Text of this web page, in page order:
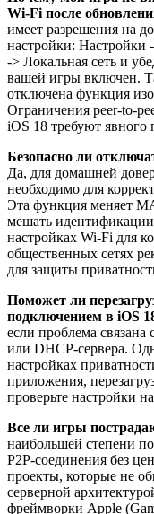
Wi-Fi после
имеет разрешения на
настройки: Настройки
-> Локальная сеть и
вашей игры включен.
отключена функция
Ограничения peer-to-
iOS 18 требуют явного
Безопасно ли
Да, для домашней
необходимо для
Эта функция меняет
мешать
настройках Wi-Fi для
общественных сетях
для защиты
Поможет ли
подключением в iOS
если проблема
или DHCP-сервера.
настройках
приложения,
проверьте настройки
Все ли игры
наибольшей степени
P2P-соединения без
проекты, которые не
серверной
фреймворки Apple